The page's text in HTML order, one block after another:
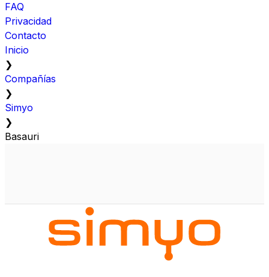
FAQ
Privacidad
Contacto
Inicio
❯
Compañías
❯
Simyo
❯
Basauri